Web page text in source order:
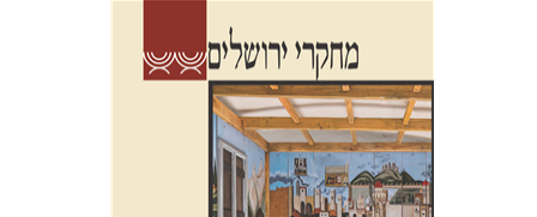
שלום צבר גלית חזן-רוקם
סלמון